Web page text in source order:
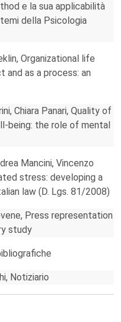
e la sua applicabilità
della Psicologia
Organizational life
and as a process: an
Chiara Panari, Quality of
being: the role of mental
Mancini, Vincenzo
stress: developing a
law (D. Lgs. 81/2008)
Press representation
study
Notiziario